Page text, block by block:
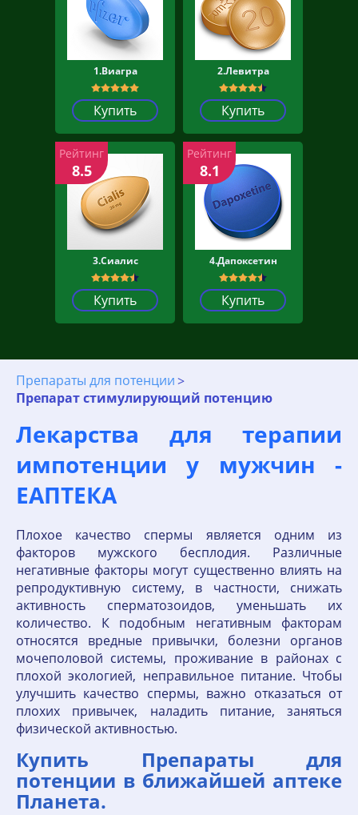
1.Виагра
Купить
2.Левитра
Купить
3.Сиалис
Купить
Рейтинг
8.5
4.Дапоксетин
Купить
Рейтинг
8.1
Препараты для потенции
Препарат стимулирующий потенцию
Лекарства для терапии
импотенции у мужчин -
ЕАПТЕКА
Плохое качество спермы является одним из
факторов мужского бесплодия. Различные
негативные факторы могут существенно влиять на
репродуктивную систему, в частности, снижать
активность сперматозоидов, уменьшать их
количество. К подобным негативным факторам
относятся вредные привычки, болезни органов
мочеполовой системы, проживание в районах с
плохой экологией, неправильное питание. Чтобы
улучшить качество спермы, важно отказаться от
плохих привычек, наладить питание, заняться
физической активностью.
Купить Препараты для
потенции в ближайшей аптеке
Планета.